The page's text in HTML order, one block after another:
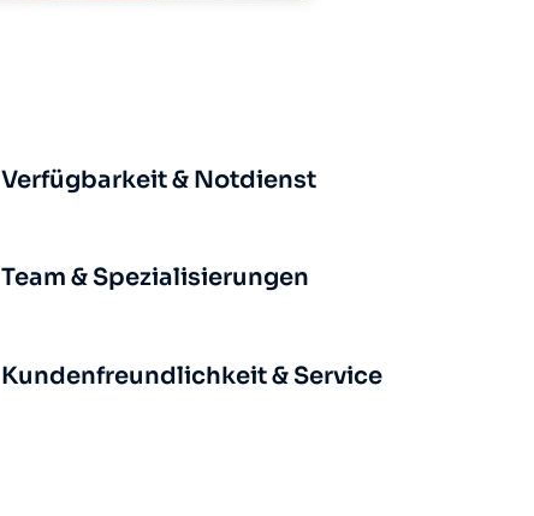
Verfügbarkeit & Notdienst
Team & Spezialisierungen
Kundenfreundlichkeit & Service